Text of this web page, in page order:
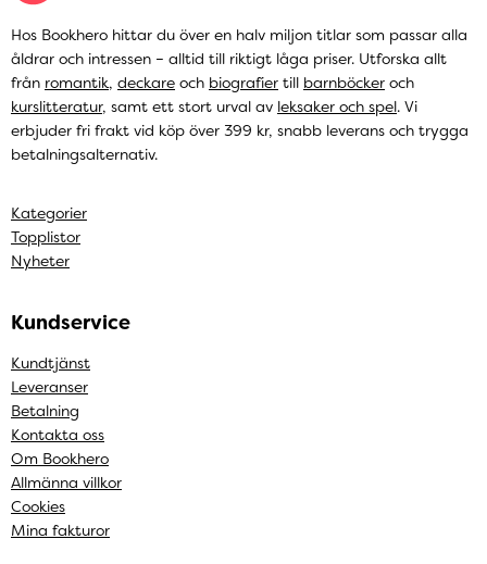
Hos Bookhero hittar du över en halv miljon titlar som passar alla
åldrar och intressen – alltid till riktigt låga priser. Utforska allt
från romantik, deckare och biografier till barnböcker och
kurslitteratur, samt ett stort urval av leksaker och spel. Vi
erbjuder fri frakt vid köp över 399 kr, snabb leverans och trygga
betalningsalternativ.
Kategorier
Topplistor
Nyheter
Kundservice
Kundtjänst
Leveranser
Betalning
Kontakta oss
Om Bookhero
Allmänna villkor
Cookies
Mina fakturor